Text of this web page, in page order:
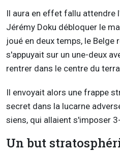
Il aura en effet fallu attendre
Jérémy Doku débloquer le
joué en deux temps, le Belge
s'appuyait sur un une-deux
rentrer dans le centre du
Il envoyait alors une frappe
secret dans la lucarne
siens, qui allaient s'imposer
Un but